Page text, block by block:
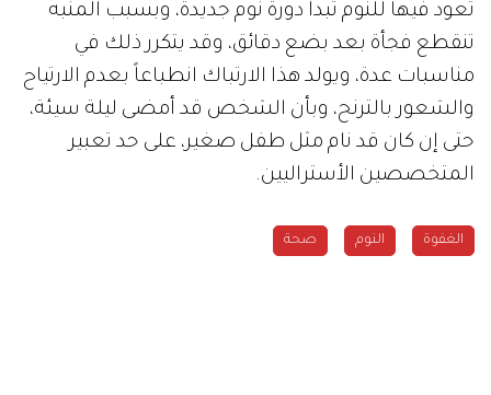
تعود فيها للنوم تبدأ دورة نوم جديدة، وبسبب المنبه
تنقطع فجأة بعد بضع دقائق، وقد يتكرر ذلك في
مناسبات عدة، ويولد هذا الارتباك انطباعاً بعدم الارتياح
والشعور بالترنح، وبأن الشخص قد أمضى ليلة سيئة،
حتى إن كان قد نام مثل طفل صغير، على حد تعبير
المتخصصين الأستراليين.
الغفوة النوم صحة